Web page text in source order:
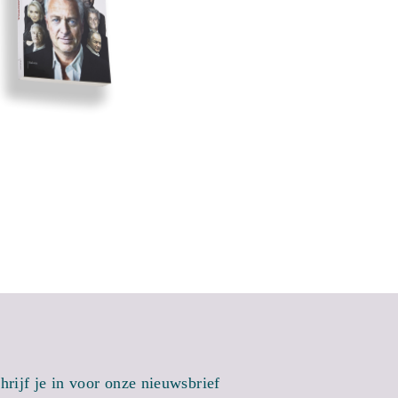
je in voor onze nieuwsbrief